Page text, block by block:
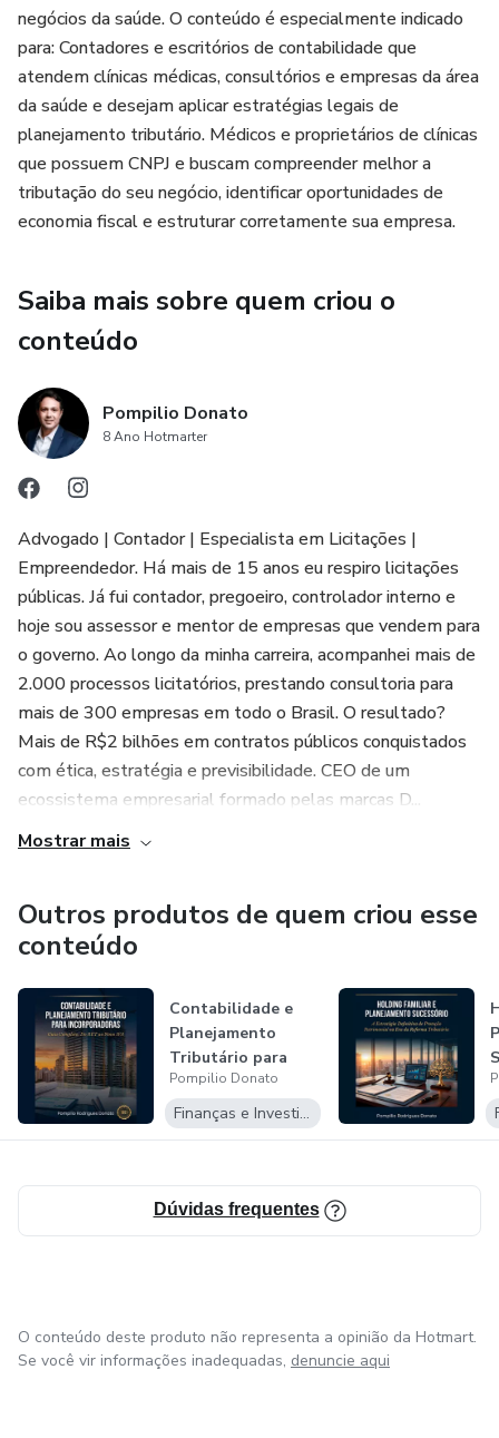
O que você vai aprender:
• O que é Equiparação Hospitalar: Conceito, evolução
histórica e o marco jurídico (Tema 217 do STJ) que garante
seu direito;
• Requisitos Legais e Implementação Prática: Um passo a
• Contabilidade e Recuperação de Créditos: Como
• Riscos e Compliance: Evite armadilhas e mantenha sua
clínica em conformidade com a legislação;
• Reforma Tributária: Entenda o futuro da equiparação e
como ela permanece relevante.
Não deixe sua clínica pagar mais impostos do que o
necessário. Adquira agora o "Equiparação Hospitalar: O
Guia Definitivo" e comece sua jornada rumo à liberdade
financeira e à segurança tributária. O dinheiro já é seu –
basta a decisão de recuperá-lo! Garanta já o seu exemplar
e transforme a gestão tributária da sua clínica!
negócios da saúde. O conteúdo é especialmente indicado
para: Contadores e escritórios de contabilidade que
atendem clínicas médicas, consultórios e empresas da área
da saúde e desejam aplicar estratégias legais de
planejamento tributário. Médicos e proprietários de clínicas
que possuem CNPJ e buscam compreender melhor a
tributação do seu negócio, identificar oportunidades de
economia fiscal e estruturar corretamente sua empresa.
Saiba mais sobre quem criou o
conteúdo
Pompilio Donato
8 Ano Hotmarter
Advogado | Contador | Especialista em Licitações |
Empreendedor. Há mais de 15 anos eu respiro licitações
públicas. Já fui contador, pregoeiro, controlador interno e
hoje sou assessor e mentor de empresas que vendem para
o governo. Ao longo da minha carreira, acompanhei mais de
2.000 processos licitatórios, prestando consultoria para
mais de 300 empresas em todo o Brasil. O resultado?
Mais de R$2 bilhões em contratos públicos conquistados
com ética, estratégia e previsibilidade. CEO de um
ecossistema empresarial formado pelas marcas D...
Mostrar mais
Outros produtos de quem criou esse
conteúdo
Contabilidade e
Planejamento
Tributário para
Incorporadoras...
Pompilio Donato
Finanças e Investimentos
Dúvidas frequentes
O conteúdo deste produto não representa a opinião da Hotmart.
Se você vir informações inadequadas, denuncie aqui